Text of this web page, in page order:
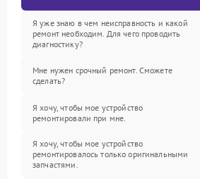
Я уже знаю в чем неисправность и какой
ремонт необходим. Для чего проводить
диагностику?
Мне нужен срочный ремонт. Сможете
сделать?
Я хочу, чтобы мое устройство
ремонтировали при мне.
Я хочу, чтобы мое устройство
ремонтировалось только оригинальными
запчастями.